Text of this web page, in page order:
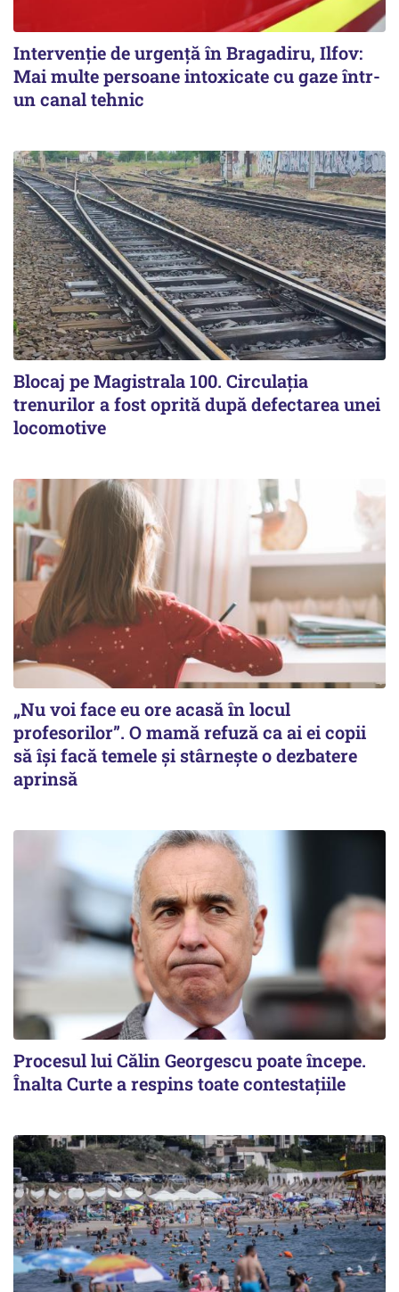
Intervenție de urgență în Bragadiru, Ilfov:
Mai multe persoane intoxicate cu gaze într-
un canal tehnic
Blocaj pe Magistrala 100. Circulația
trenurilor a fost oprită după defectarea unei
locomotive
„Nu voi face eu ore acasă în locul
profesorilor”. O mamă refuză ca ai ei copii
să își facă temele și stârnește o dezbatere
aprinsă
Procesul lui Călin Georgescu poate începe.
Înalta Curte a respins toate contestațiile